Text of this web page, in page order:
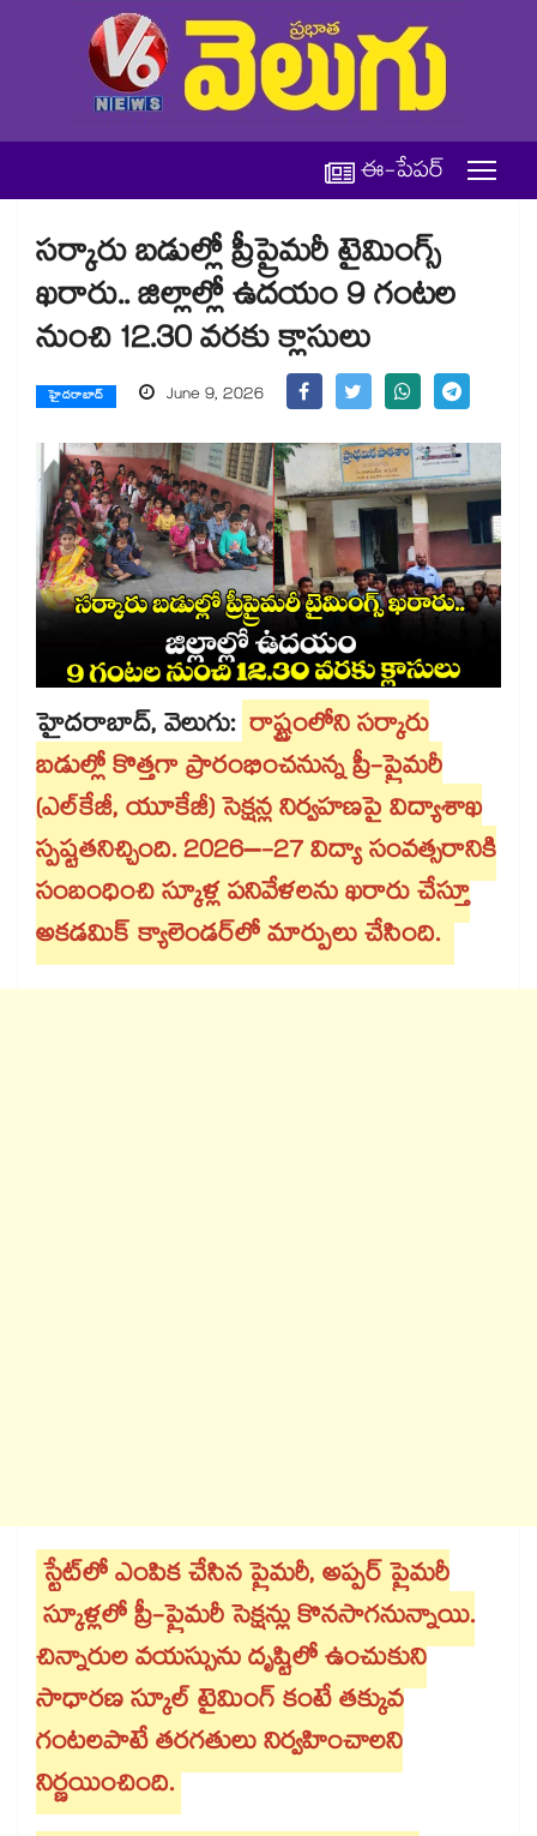
ఈ-పేపర్
సర్కారు బడుల్లో ప్రీప్రైమరీ టైమింగ్స్
ఖరారు.. జిల్లాల్లో ఉదయం 9 గంటల
నుంచి 12.30 వరకు క్లాసులు
హైదరాబాద్ June 9, 2026
హైదరాబాద్, వెలుగు: రాష్ట్రంలోని సర్కారు
బడుల్లో కొత్తగా ప్రారంభించనున్న ప్రీ-ప్రైమరీ
(ఎల్‌‌కేజీ, యూకేజీ) సెక్షన్ల నిర్వహణపై విద్యాశాఖ
స్పష్టతనిచ్చింది. 2026–-27 విద్యా సంవత్సరానికి
సంబంధించి స్కూళ్ల పనివేళలను ఖరారు చేస్తూ
అకడమిక్ క్యాలెండర్‌‌లో మార్పులు చేసింది.
స్టేట్​లో ఎంపిక చేసిన ప్రైమరీ, అప్పర్ ప్రైమరీ
స్కూళ్లలో ప్రీ-ప్రైమరీ సెక్షన్లు కొనసాగనున్నాయి.
చిన్నారుల వయస్సును దృష్టిలో ఉంచుకుని
సాధారణ స్కూల్ టైమింగ్ కంటే తక్కువ
గంటలపాటే తరగతులు నిర్వహించాలని
నిర్ణయించింది.